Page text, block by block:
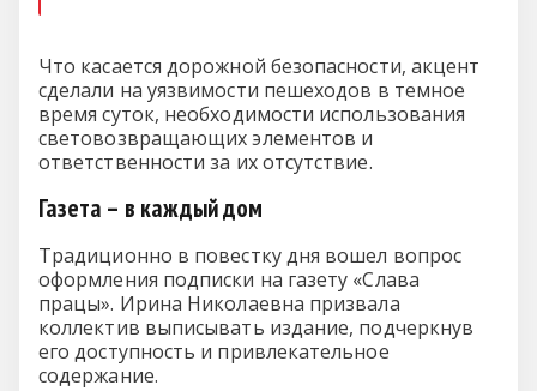
Что касается дорожной безопасности, акцент
сделали на уязвимости пешеходов в темное
время суток, необходимости использования
световозвращающих элементов и
ответственности за их отсутствие.
Газета – в каждый дом
Традиционно в повестку дня вошел вопрос
оформления подписки на газету «Слава
працы». Ирина Николаевна призвала
коллектив выписывать издание, подчеркнув
его доступность и привлекательное
содержание.